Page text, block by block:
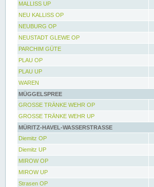
MALLISS UP
NEU KALLISS OP
NEUBURG OP
NEUSTADT GLEWE OP
PARCHIM GÜTE
PLAU OP
PLAU UP
WAREN
MÜGGELSPREE
GROSSE TRÄNKE WEHR OP
GROSSE TRÄNKE WEHR UP
MÜRITZ-HAVEL-WASSERSTRASSE
Diemitz OP
Diemitz UP
MIROW OP
MIROW UP
Strasen OP